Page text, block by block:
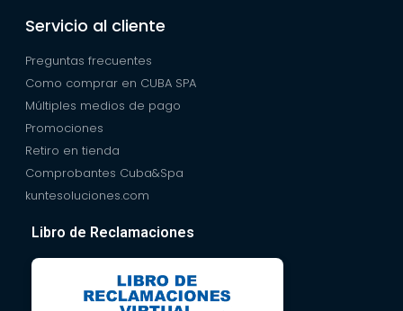
Servicio al cliente
Preguntas frecuentes
Como comprar en CUBA SPA
Múltiples medios de pago
Promociones
Retiro en tienda
Comprobantes Cuba&Spa
kuntesoluciones.com
Libro de Reclamaciones